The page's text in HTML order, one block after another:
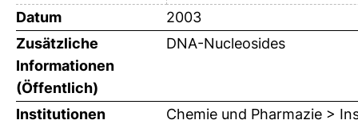
Datum
2003
Zusätzliche
Informationen
(Öffentlich)
DNA-Nucleosides
Institutionen
Chemie und Pharmazie >